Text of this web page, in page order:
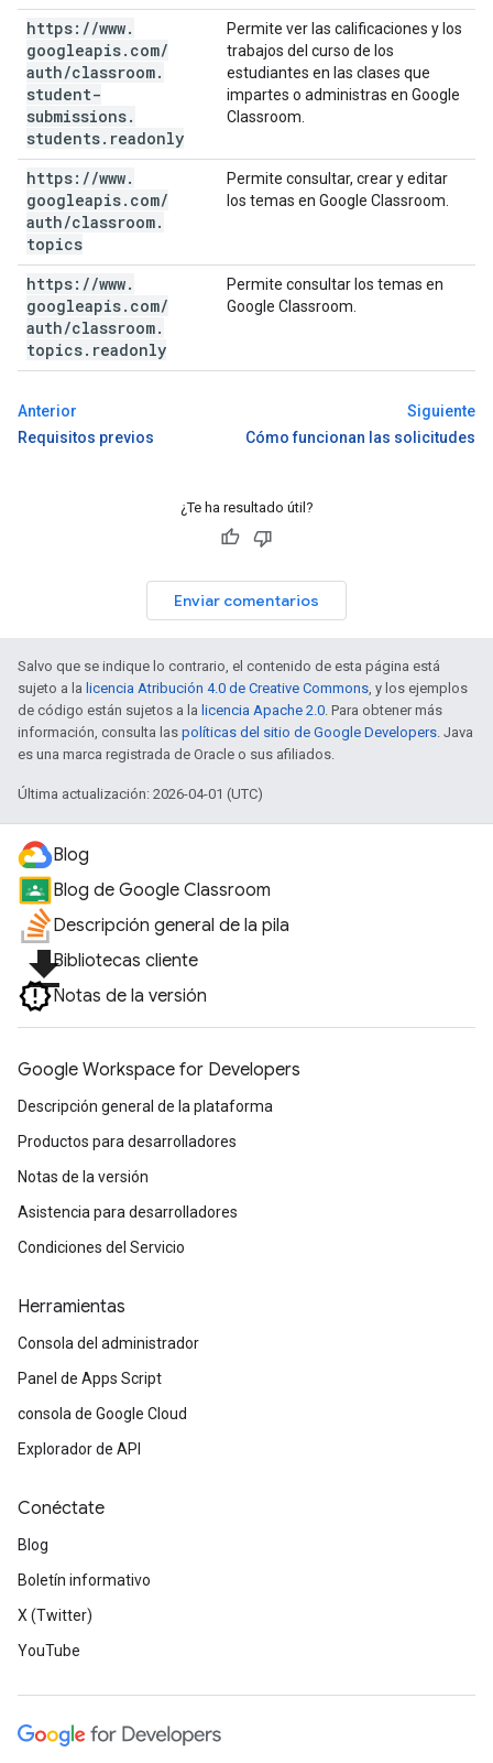
https: //www.
googleapis. com/
auth/classroom.
student-
submissions.
students. readonly
Permite ver las calificaciones y los
trabajos del curso de los
estudiantes en las clases que
impartes o administras en Google
Classroom.
https: //www.
googleapis. com/
auth/classroom.
topics
Permite consultar, crear y editar
los temas en Google Classroom.
https: //www.
googleapis. com/
auth/classroom.
topics. readonly
Permite consultar los temas en
Google Classroom.
Anterior
Requisitos previos
Siguiente
Cómo funcionan las solicitudes
¿Te ha resultado útil?
Enviar comentarios
Salvo que se indique lo contrario, el contenido de esta página está
sujeto a la licencia Atribución 4.0 de Creative Commons, y los ejemplos
de código están sujetos a la licencia Apache 2.0. Para obtener más
información, consulta las políticas del sitio de Google Developers. Java
es una marca registrada de Oracle o sus afiliados.
Última actualización: 2026-04-01 (UTC)
Blog
Blog de Google Classroom
Descripción general de la pila
file_downloadBibliotecas cliente
Notas de la versión
Google Workspace for Developers
Descripción general de la plataforma
Productos para desarrolladores
Notas de la versión
Asistencia para desarrolladores
Condiciones del Servicio
Herramientas
Consola del administrador
Panel de Apps Script
consola de Google Cloud
Explorador de API
Conéctate
Blog
Boletín informativo
X (Twitter)
YouTube